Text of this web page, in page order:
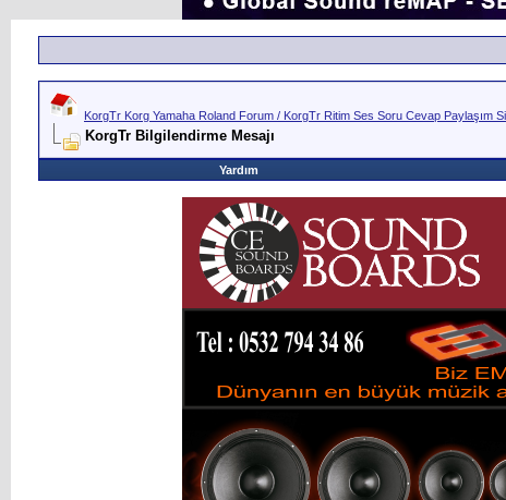
KorgTr Korg Yamaha Roland Forum / KorgTr Ritim Ses Soru Cevap Paylaşım
KorgTr Bilgilendirme Mesajı
Yardım